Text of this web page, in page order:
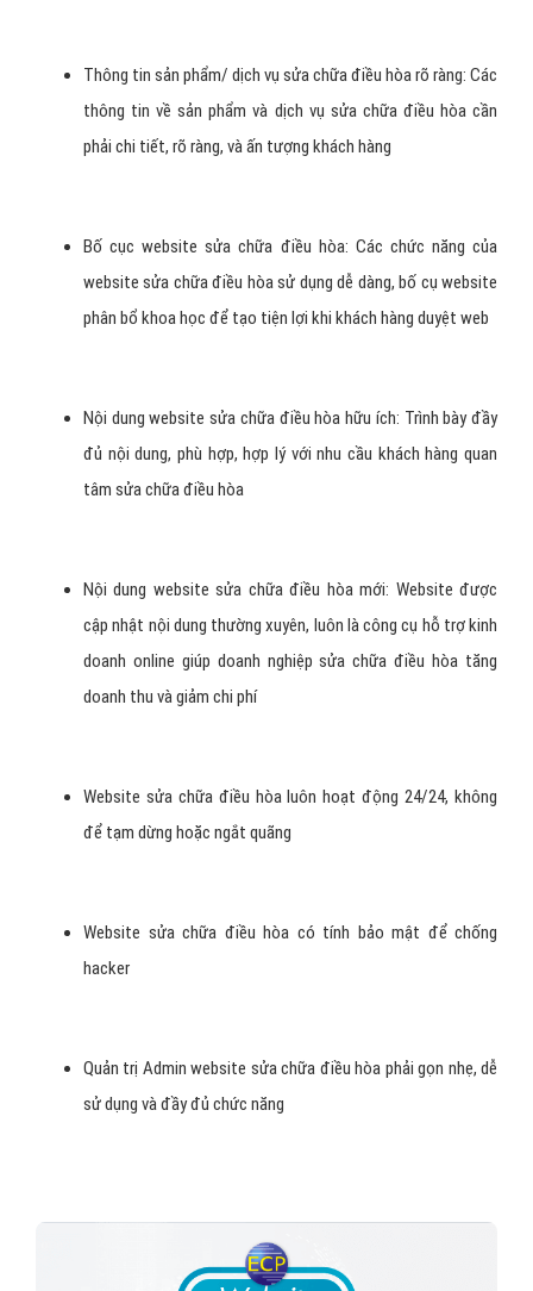
Thông tin sản phẩm/ dịch vụ sửa chữa điều hòa rõ ràng: Các
thông tin về sản phẩm và dịch vụ sửa chữa điều hòa cần
phải chi tiết, rõ ràng, và ấn tượng khách hàng
Bố cục website sửa chữa điều hòa: Các chức năng của
website sửa chữa điều hòa sử dụng dễ dàng, bố cụ website
phân bổ khoa học để tạo tiện lợi khi khách hàng duyệt web
Nội dung website sửa chữa điều hòa hữu ích: Trình bày đầy
đủ nội dung, phù hợp, hợp lý với nhu cầu khách hàng quan
tâm sửa chữa điều hòa
Nội dung website sửa chữa điều hòa mới: Website được
cập nhật nội dung thường xuyên, luôn là công cụ hỗ trợ kinh
doanh online giúp doanh nghiệp sửa chữa điều hòa tăng
doanh thu và giảm chi phí
Website sửa chữa điều hòa luôn hoạt động 24/24, không
để tạm dừng hoặc ngắt quãng
Website sửa chữa điều hòa có tính bảo mật để chống
hacker
Quản trị Admin website sửa chữa điều hòa phải gọn nhẹ, dễ
sử dụng và đầy đủ chức năng